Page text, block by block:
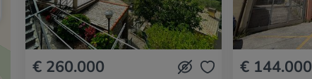
€ 260.000 € 144.000